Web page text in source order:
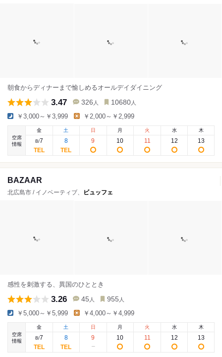
朝食からディナーまで愉しめるオールデイダイニング
3.47 326 人 10680 人
￥3,000～￥3,999 ￥2,000～￥2,999
空席
情報
金
8/7
土
8
日
9
月
10
火
11
水
12
木
13
BAZAAR
北広島市 / イノベーティブ、 ビュッフェ
感性を刺激する、異国のひととき
3.26 45 人 955 人
￥5,000～￥5,999 ￥4,000～￥4,999
空席
情報
金
8/7
土
8
日
9
月
10
火
11
水
12
木
13